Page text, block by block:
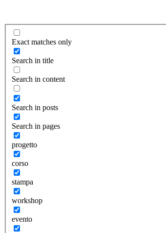
Exact matches only
Search in title
Search in content
Search in posts
Search in pages
progetto
corso
stampa
workshop
evento